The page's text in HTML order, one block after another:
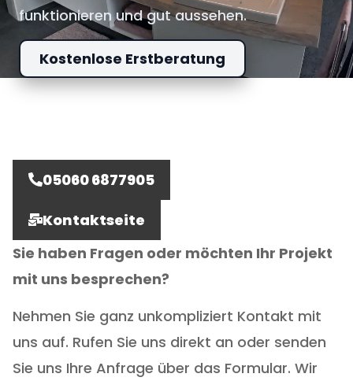
funktionieren und gut aussehen.
Kostenlose Erstberatung
05060 6877905
Kontaktseite
Sie haben Fragen oder möchten Ihr Projekt
mit uns besprechen?
Nehmen Sie ganz unkompliziert Kontakt mit
uns auf. Rufen Sie uns direkt an oder senden
Sie uns Ihre Anfrage über das Formular. Wir